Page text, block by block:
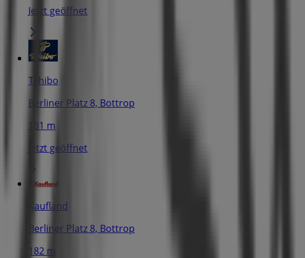
Jetzt geöffnet
Tchibo
Berliner Platz 8, Bottrop
181 m
Jetzt geöffnet
Kaufland
Berliner Platz 8, Bottrop
182 m